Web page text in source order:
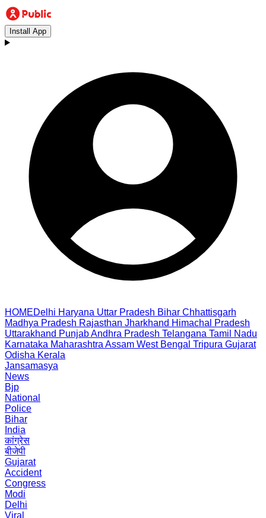
Install App
HOMEDelhi Haryana Uttar Pradesh Bihar Chhattisgarh
Madhya Pradesh Rajasthan Jharkhand Himachal Pradesh
Uttarakhand PunjabAndhra Pradesh Telangana Tamil Nadu
Karnataka Maharashtra Assam West Bengal Tripura Gujarat
Odisha Kerala
Jansamasya
News
Bjp
National
Police
Bihar
India
कांग्रेस
बीजेपी
Gujarat
Accident
Congress
Modi
Delhi
Viral